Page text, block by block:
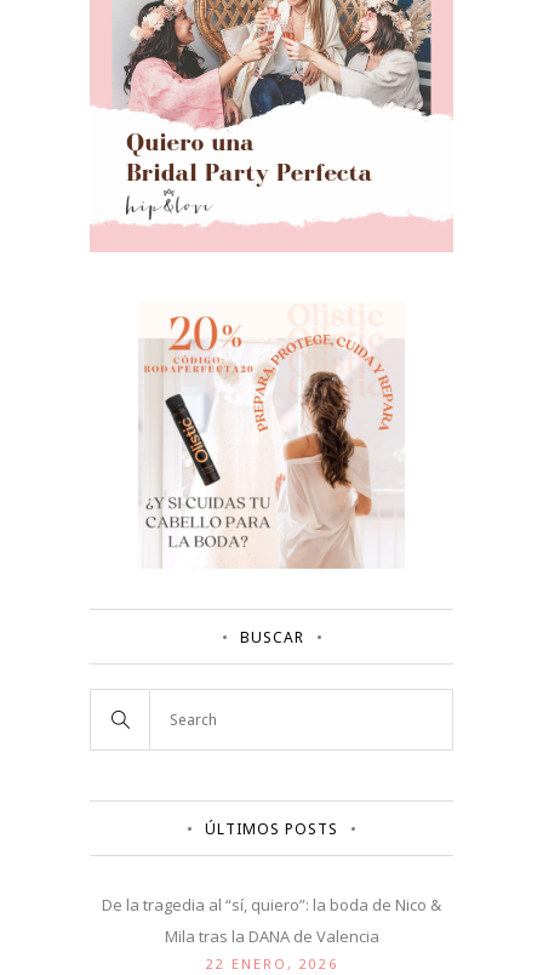
BUSCAR
ÚLTIMOS POSTS
De la tragedia al “sí, quiero”: la boda de Nico &
Mila tras la DANA de Valencia
22 ENERO, 2026